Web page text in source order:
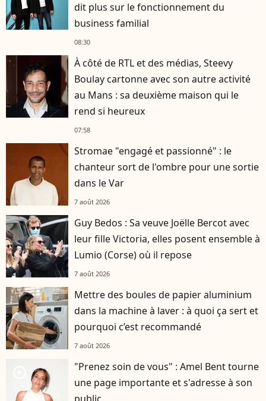
dit plus sur le fonctionnement du
business familial
08:30
À côté de RTL et des médias, Steevy
Boulay cartonne avec son autre activité
au Mans : sa deuxième maison qui le
rend si heureux
07:58
Stromae "engagé et passionné" : le
chanteur sort de l'ombre pour une sortie
dans le Var
7 août 2026
Guy Bedos : Sa veuve Joëlle Bercot avec
leur fille Victoria, elles posent ensemble à
Lumio (Corse) où il repose
7 août 2026
Mettre des boules de papier aluminium
dans la machine à laver : à quoi ça sert et
pourquoi c’est recommandé
7 août 2026
"Prenez soin de vous" : Amel Bent tourne
une page importante et s'adresse à son